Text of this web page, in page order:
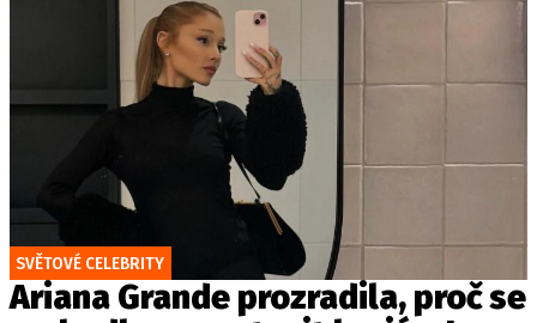
SVĚTOVÉ CELEBRITY
Ariana Grande prozradila, proč se